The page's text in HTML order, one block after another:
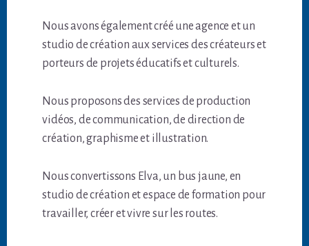
Nous avons également créé une agence et un
studio de création aux services des créateurs et
porteurs de projets éducatifs et culturels.
Nous proposons des services de production
vidéos, de communication, de direction de
création, graphisme et illustration.
Nous convertissons Elva, un bus jaune, en
studio de création et espace de formation pour
travailler, créer et vivre sur les routes.